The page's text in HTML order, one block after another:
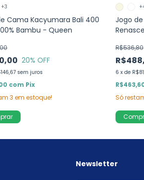
Cama Kacyumara Bali 400
Bambu - Queen
20% OFF
sem juros
com Pix
3 em estoque!
+3
Jogo
R$536,80
6 x de
Só
Newsletter